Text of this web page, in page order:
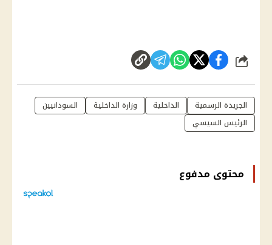
شارك
الجريدة الرسمية الداخلية وزارة الداخلية
السودانيين
الرئيس السيسي
محتوى مدفوع